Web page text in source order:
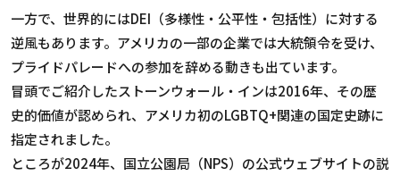
一方で、世界的にはDEI（多様性・公平性・包括性）に対する
逆風もあります。アメリカの一部の企業では大統領令を受け、
プライドパレードへの参加を辞める動きも出ています。
冒頭でご紹介したストーンウォール・インは2016年、その歴
史的価値が認められ、アメリカ初のLGBTQ+関連の国定史跡に
指定されました。
ところが2024年、国立公園局（NPS）の公式ウェブサイトの説